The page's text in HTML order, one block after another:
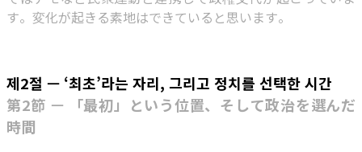
す。変化が起きる素地はできていると思います。
제2절 — ‘최초’라는 자리, 그리고 정치를 선택한 시간
第2節 — 「最初」という位置、そして政治を選んだ
時間